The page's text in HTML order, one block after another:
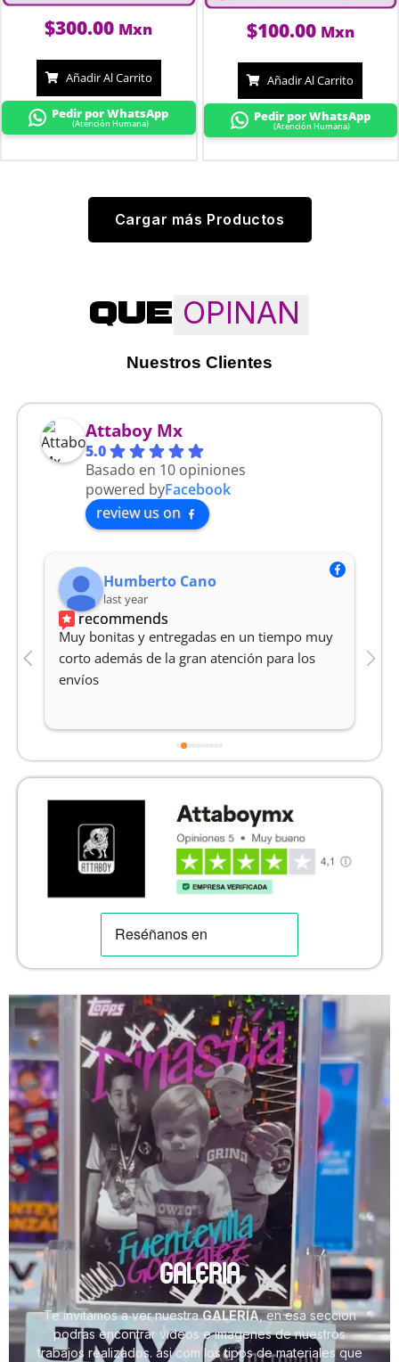
$300.00 Mxn
Añadir Al Carrito
Pedir por WhatsApp
(Atención Humana)
$100.00 Mxn
Añadir Al Carrito
Pedir por WhatsApp
(Atención Humana)
Cargar más Productos
QUE OPINAN
Nuestros Clientes
Attaboy Mx
5.0
Basado en 10 opiniones
powered byFacebook
review us on
Humberto Cano
last year
recommends
Muy bonitas y entregadas en un tiempo muy
corto además de la gran atención para los
envíos
GALERIA
Te invitamos a ver nuestraGALERÍA, en esa seccion
podras encontrar videos e imagenes de nuestros
trabajos realizados. asi com los tipos de materiales que